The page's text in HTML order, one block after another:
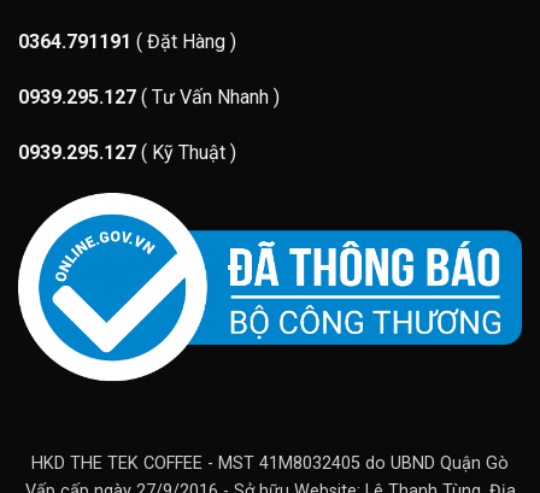
0364.791191 ( Đặt Hàng )
0939.295.127 ( Tư Vấn Nhanh )
0939.295.127 ( Kỹ Thuật )
HKD THE TEK COFFEE - MST 41M8032405 do UBND Quận Gò